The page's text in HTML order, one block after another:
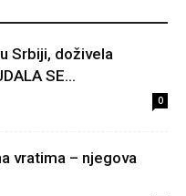
Srbiji, doživela
SE...
0
vratima – njegova